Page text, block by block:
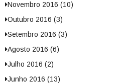
Novembro 2016 (10)
Outubro 2016 (3)
Setembro 2016 (3)
Agosto 2016 (6)
Julho 2016 (2)
Junho 2016 (13)